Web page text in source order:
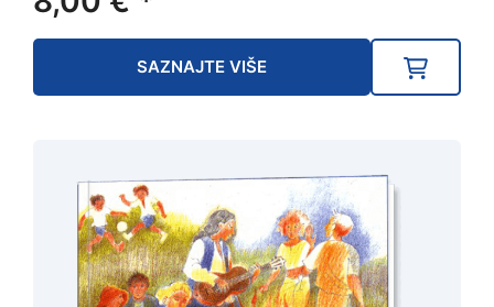
SAZNAJTE VIŠE